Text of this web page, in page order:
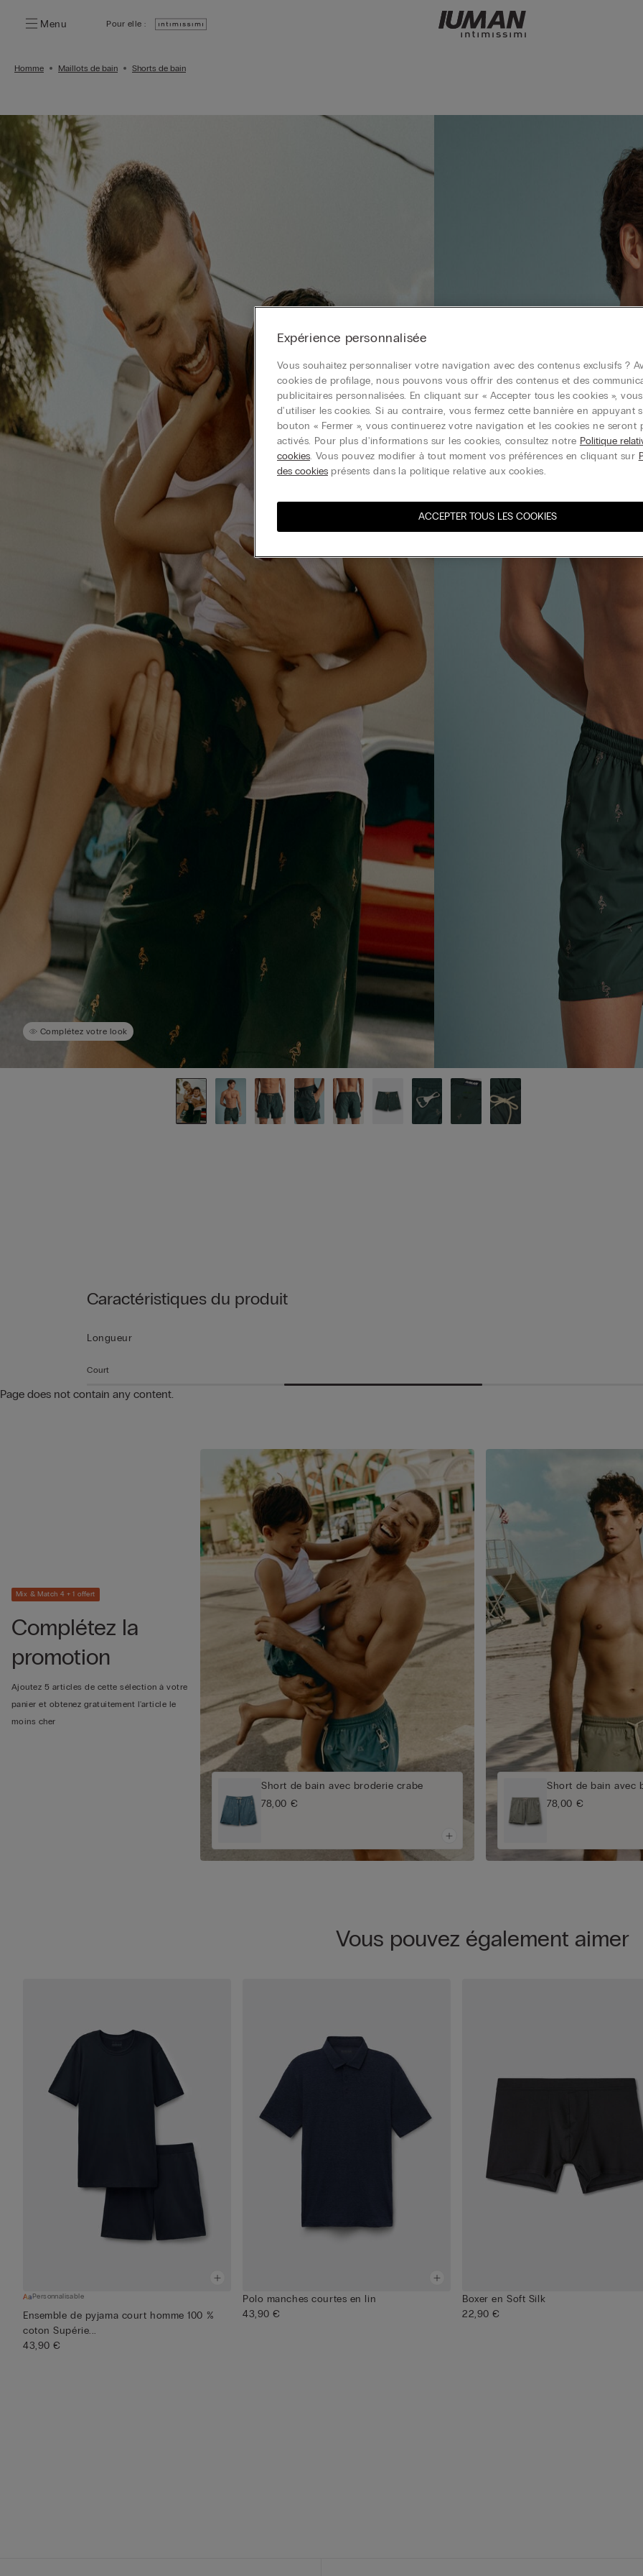
Menu Pour elle :
Homme Maillots de bain Shorts de bain
Complétez votre look
Caractéristiques du produit
Longueur
Court
Page does not contain any content.
Mix & Match 4 + 1 offert
Complétez la
promotion
Ajoutez 5 articles de cette sélection à votre
panier et obtenez gratuitement l'article le
moins cher
Short de bain avec broderie crabe
78,00 €
Short de bain avec
78,00 €
Vous pouvez également aimer
Personnalisable
Ensemble de pyjama court homme 100 %
coton Supérie...
43,90 €
Polo manches courtes en lin
43,90 €
Boxer en Soft Silk
22,90 €
Expérience personnalisée
Vous souhaitez personnaliser votre navigation avec des contenus exclusifs ?
cookies de profilage, nous pouvons vous offrir des contenus et des
publicitaires personnalisées. En cliquant sur « Accepter tous les cookies »,
d'utiliser les cookies. Si au contraire, vous fermez cette bannière en appuyant
bouton « Fermer », vous continuerez votre navigation et les cookies ne seront
activés. Pour plus d'informations sur les cookies, consultez notre Politique
cookies. Vous pouvez modifier à tout moment vos préférences en cliquant sur
des cookies présents dans la politique relative aux cookies.
ACCEPTER TOUS LES COOKIES